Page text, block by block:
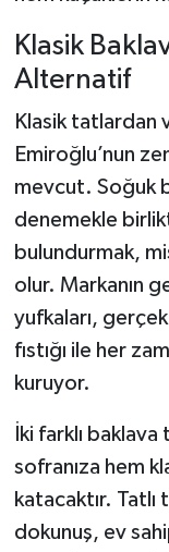
Klasik
Alternatif
Klasik tatlardan
Emiroğlu’nun
mevcut. Soğuk
denemekle
bulundurmak,
olur. Markanın
yufkaları,
fıstığı ile her
kuruyor.
İki farklı
sofranıza hem
katacaktır. Tatlı
dokunuş, ev